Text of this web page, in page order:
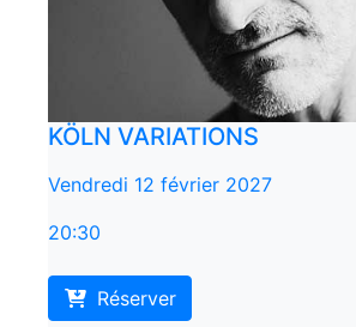
KÖLN VARIATIONS
Vendredi 12 février 2027
20:30
Réserver